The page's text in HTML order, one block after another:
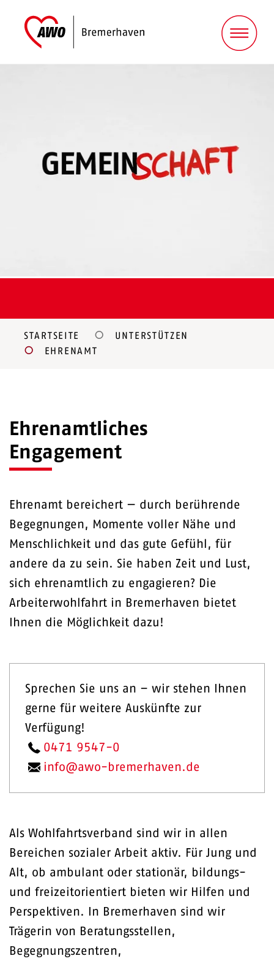
STARTSEITE
UNTERSTÜTZEN
EHRENAMT
Ehrenamtliches
Engagement
Ehrenamt bereichert — durch berührende
Begegnungen, Momente voller Nähe und
Menschlichkeit und das gute Gefühl, für
andere da zu sein. Sie haben Zeit und Lust,
sich ehrenamtlich zu engagieren? Die
Arbeiterwohlfahrt in Bremerhaven bietet
Ihnen die Möglichkeit dazu!
Sprechen Sie uns an – wir stehen Ihnen
gerne für weitere Auskünfte zur
Verfügung!
0471 9547-0
info@awo-bremerhaven.de
Als Wohlfahrtsverband sind wir in allen
Bereichen sozialer Arbeit aktiv. Für Jung und
Alt, ob ambulant oder stationär, bildungs-
und freizeitorientiert bieten wir Hilfen und
Perspektiven. In Bremerhaven sind wir
Trägerin von Beratungsstellen,
Begegnungszentren,